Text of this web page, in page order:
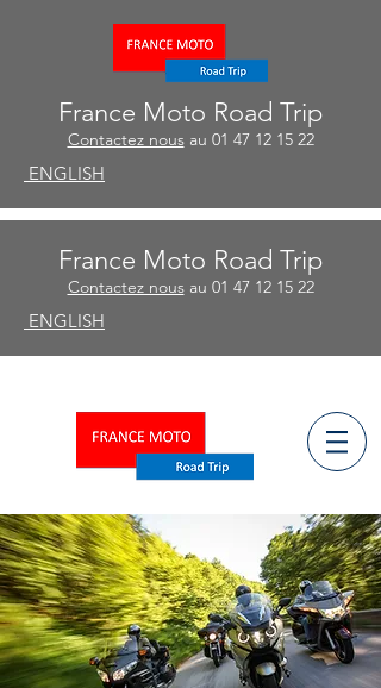
France Moto Road Trip
Contactez nousau 01 47 12 15 22
ENGLISH
France Moto Road Trip
Contactez nousau 01 47 12 15 22
ENGLISH